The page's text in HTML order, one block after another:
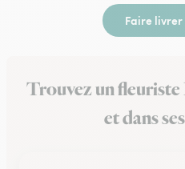
Faire livrer
Trouvez un
et dans